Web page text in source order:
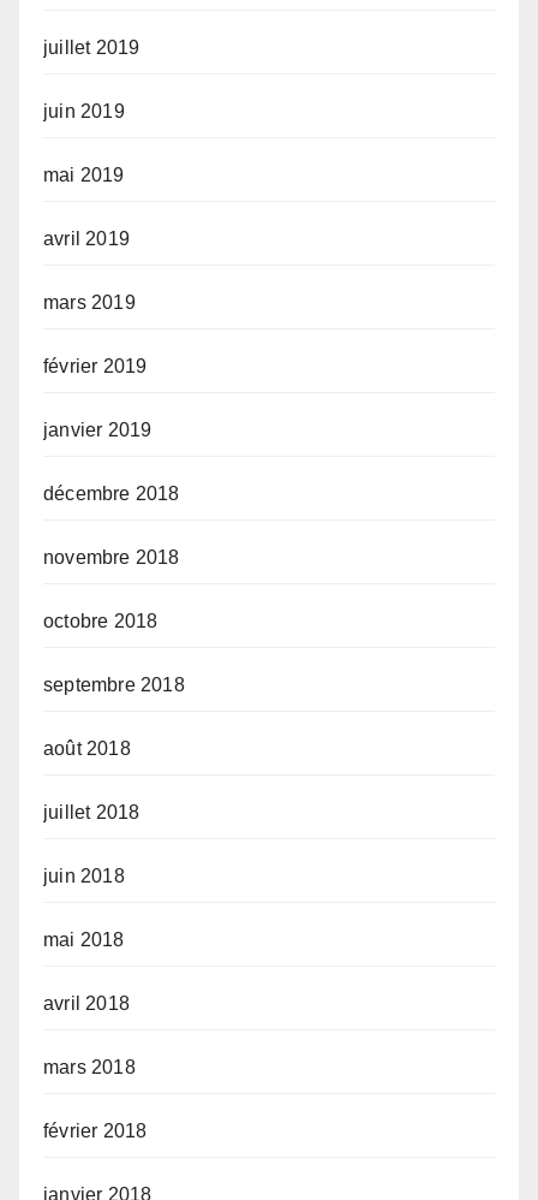
juillet 2019
juin 2019
mai 2019
avril 2019
mars 2019
février 2019
janvier 2019
décembre 2018
novembre 2018
octobre 2018
septembre 2018
août 2018
juillet 2018
juin 2018
mai 2018
avril 2018
mars 2018
février 2018
janvier 2018